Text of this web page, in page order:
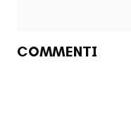
COMMENTI